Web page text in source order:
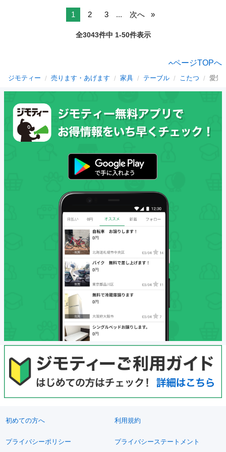
1 2 3 ... 次へ
全3043件中 1-50件表示
ページTOPへ
ジモティー 売ります・あげます 家具 テーブル こたつ 愛知
初めての方へ 利用規約
プライバシーポリシー プライバシーステートメント